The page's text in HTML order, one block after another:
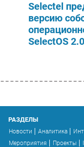
Selectel
версию
SelectOS 2.0
РАЗДЕЛЫ
Новости Аналитика
Мероприятия
Проекты